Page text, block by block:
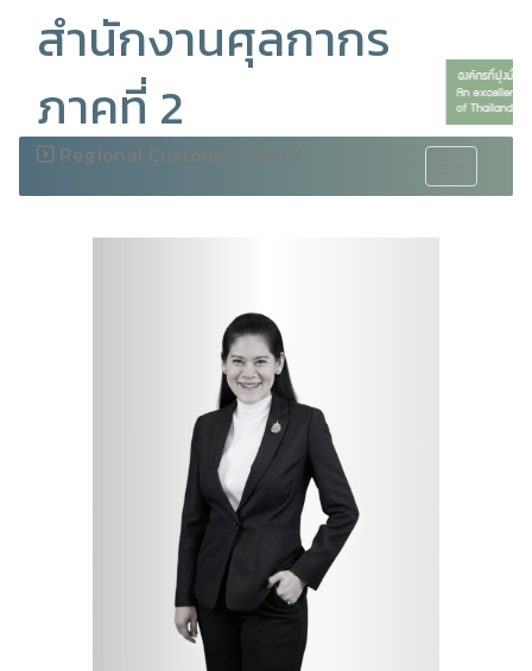
สำนักงานศุลกากร
ภาคที่ 2
Regional Customs Office 2
navigation